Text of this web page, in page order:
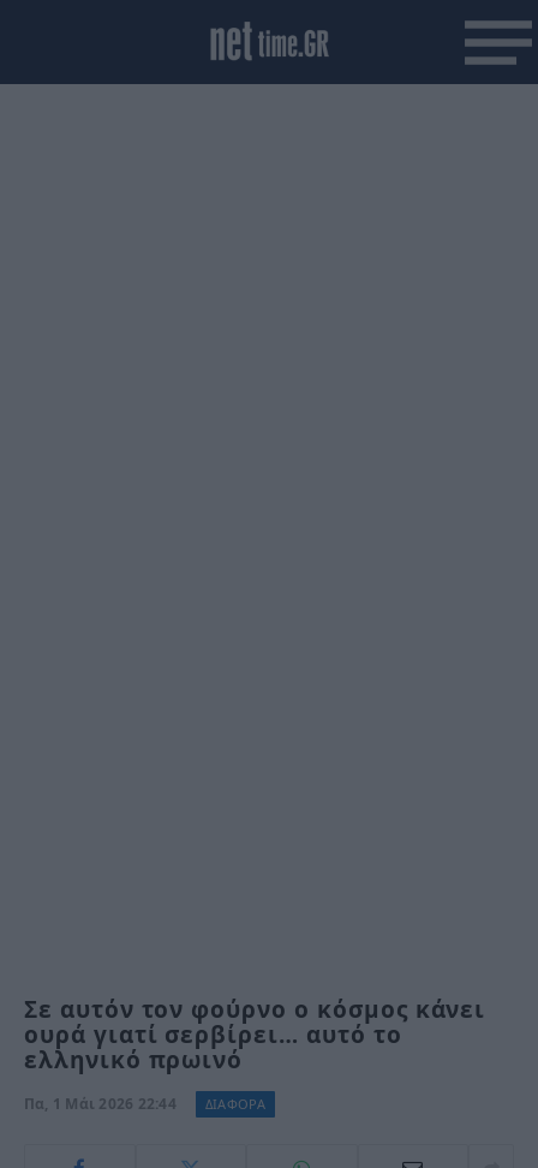
Σε αυτόν τον φούρνο ο κόσμος κάνει
ουρά γιατί σερβίρει… αυτό το
ελληνικό πρωινό
Πα, 1 Μάι 2026 22:44 ΔΙΑΦΟΡΑ